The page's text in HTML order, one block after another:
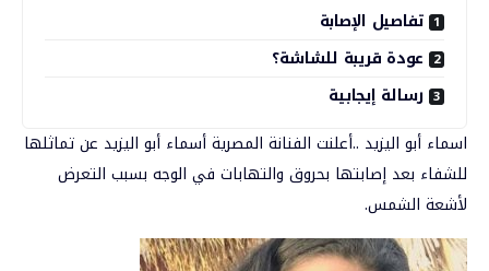
تفاصيل الإصابة
عودة قريبة للشاشة؟
رسالة إيجابية
اسماء أبو اليزيد ..أعلنت الفنانة المصريةأسماء أبو اليزيد عن تماثلها
للشفاء بعد إصابتها بحروق والتهابات في الوجه بسبب التعرض
لأشعة الشمس.